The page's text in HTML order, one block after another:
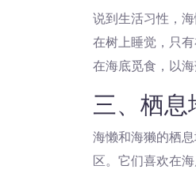
说到生活习性，
在树上睡觉，只
在海底觅食，以
三、栖息
海懒和海獭的栖
区。它们喜欢在